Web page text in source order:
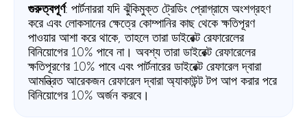
গুরুত্বপূর্ণ: পার্টনাররা যদি ঝুঁকিমুক্ত ট্রেডিং প্রোগ্রামে অংশগ্রহণ
করে এবং লোকসানের ক্ষেত্রে কোম্পানির কাছ থেকে ক্ষতিপূরণ
পাওয়ার আশা করে থাকে, তাহলে তারা ডাইরেক্ট রেফারেলের
বিনিয়োগের 10% পাবে না। অবশ্য তারা ডাইরেক্ট রেফারেলের
ক্ষতিপূরণের 10% পাবে এবং পার্টনারের ডাইরেক্ট রেফারেল দ্বারা
আমন্ত্রিত আরেকজন রেফারেল দ্বারা অ্যাকাউন্ট টপ আপ করার পরে
বিনিয়োগের 10% অর্জন করবে।